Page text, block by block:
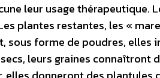
leur usage thérapeutique.
plantes restantes, les «
sous forme de poudres,
leurs graines